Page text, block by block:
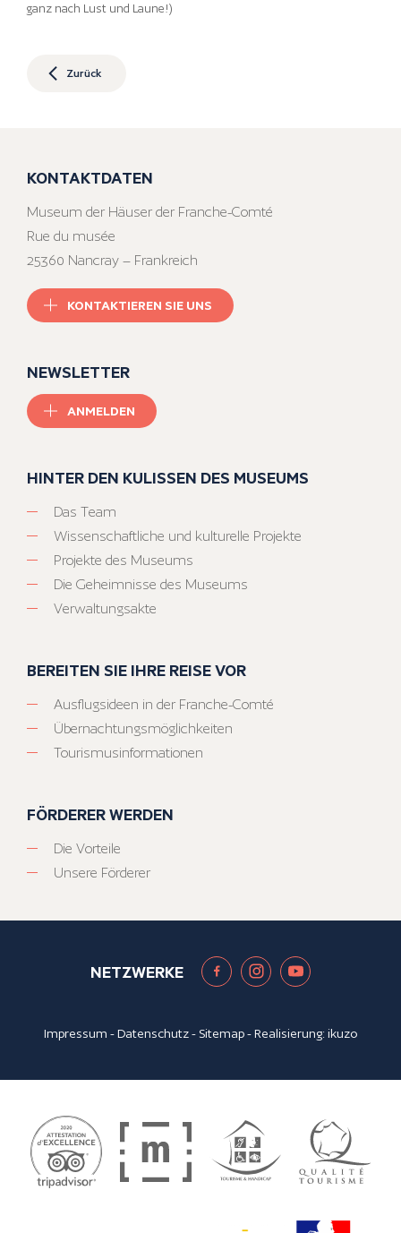
ganz nach Lust und Laune!)
Zurück
KONTAKTDATEN
Museum der Häuser der Franche-Comté
Rue du musée
25360 Nancray – Frankreich
KONTAKTIEREN SIE UNS
NEWSLETTER
ANMELDEN
HINTER DEN KULISSEN DES MUSEUMS
Das Team
Wissenschaftliche und kulturelle Projekte
Projekte des Museums
Die Geheimnisse des Museums
Verwaltungsakte
BEREITEN SIE IHRE REISE VOR
Ausflugsideen in der Franche-Comté
Übernachtungsmöglichkeiten
Tourismusinformationen
FÖRDERER WERDEN
Die Vorteile
Unsere Förderer
NETZWERKE
Impressum -Datenschutz- Sitemap- Realisierung:ikuzo